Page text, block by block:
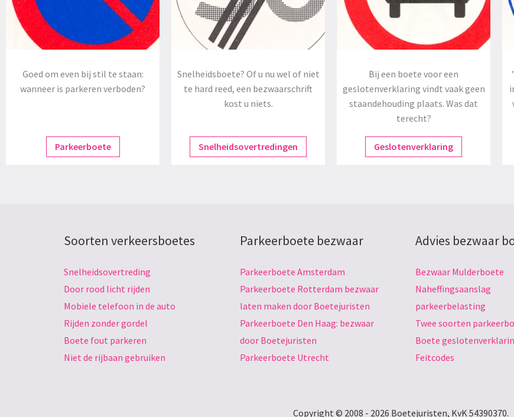
Goed om even bij stil te staan:
wanneer is parkeren verboden?
Parkeerboete
Snelheidsboete? Of u nu wel of niet
te hard reed, een bezwaarschrift
kost u niets.
Snelheidsovertredingen
Bij een boete voor een
geslotenverklaring vindt vaak geen
staandehouding plaats. Was dat
terecht?
Geslotenverklaring
Soorten verkeersboetes
Snelheidsovertreding
Door rood licht rijden
Mobiele telefoon in de auto
Rijden zonder gordel
Boete fout parkeren
Niet de rijbaan gebruiken
Parkeerboete bezwaar
Parkeerboete Amsterdam
Parkeerboete Rotterdam bezwaar
laten maken door Boetejuristen
Parkeerboete Den Haag: bezwaar
door Boetejuristen
Parkeerboete Utrecht
Advies bezwaar
Bezwaar Mulderboete
Naheffingsaanslag
parkeerbelasting
Twee soorten
Boete
Feitcodes
Copyright © 2008 - 2026 Boetejuristen, KvK 54390370.